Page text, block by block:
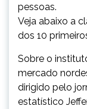
pessoas.
Veja abaixo a
dos 10
Sobre o
mercado
dirigido pelo
estatístico